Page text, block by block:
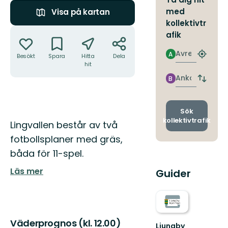
Visa på kartan
Besökt Spara
Hitta
hit
Dela
Beskrivning
Lingvallen består av två
fotbollsplaner med gräs,
båda för 11-spel.
Läs mer
Väderprognos (kl. 12.00)
med
kollektivtr
afik
Avresa
A
Hitta
Ankomst
B
Byt
och
Sök
kollektivtrafik
Guider